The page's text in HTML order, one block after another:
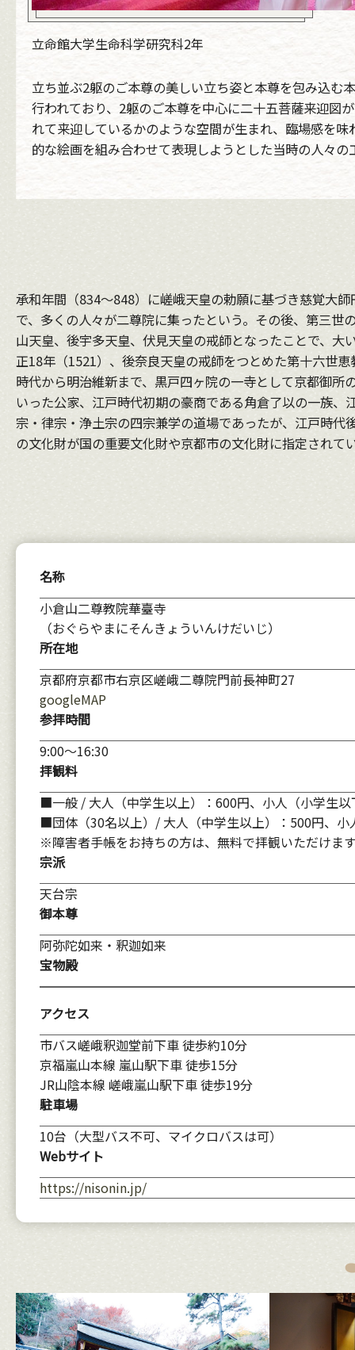
立命館大学生命科学研究科2年
立ち並ぶ2躯のご本尊の美しい立ち姿と本尊を包み込む
行われており、2躯のご本尊を中心に二十五菩薩来迎図
れて来迎しているかのような空間が生まれ、臨場感を
的な絵画を組み合わせて表現しようとした当時の人々の
承和年間（834〜848）に嵯峨天皇の勅願に基づき慈覚大
で、多くの人々が二尊院に集ったという。その後、第三
山天皇、後宇多天皇、伏見天皇の戒師となったことで、
正18年（1521）、後奈良天皇の戒師をつとめた第十六世
時代から明治維新まで、黒戸四ヶ院の一寺として京都御
いった公家、江戸時代初期の豪商である角倉了以の一族
宗・律宗・浄土宗の四宗兼学の道場であったが、江戸時
の文化財が国の重要文化財や京都市の文化財に指定されて
名称
小倉山二尊教院華臺寺
（おぐらやまにそんきょういんけだいじ）
所在地
京都府京都市右京区嵯峨二尊院門前長神町27
googleMAP
参拝時間
9:00～16:30
拝観料
■一般 / 大人（中学生以上）：600円、小人（小学生以
■団体（30名以上）/ 大人（中学生以上）：500円、小
※障害者手帳をお持ちの方は、無料で拝観いただけま
宗派
天台宗
御本尊
阿弥陀如来・釈迦如来
宝物殿
アクセス
市バス嵯峨釈迦堂前下車 徒歩約10分
京福嵐山本線 嵐山駅下車 徒歩15分
JR山陰本線 嵯峨嵐山駅下車 徒歩19分
駐車場
10台（大型バス不可、マイクロバスは可）
Webサイト
https://nisonin.jp/